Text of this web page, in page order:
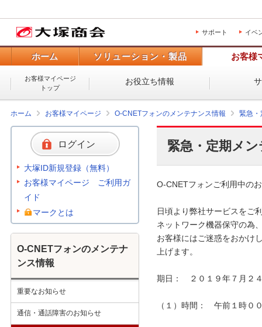
サポート イベ
ホーム ソリューション・製品 お客様
お客様マイページ
トップ
お役立ち情報
ホーム お客様マイページ O-CNETフォンのメンテナンス情報 緊急・
緊急・定期メ
O-CNETフォンご利用中の
日頃より弊社サービスをご
ネットワーク機器保守の為
お客様にはご迷惑をおかけ
上げます。
期日：　２０１９年７月２
（１）時間：　午前１時０
ログイン
大塚ID新規登録（無料）
お客様マイページ ご利用ガ
イド
マークとは
O-CNETフォンのメンテナ
ンス情報
重要なお知らせ
通信・通話障害のお知らせ